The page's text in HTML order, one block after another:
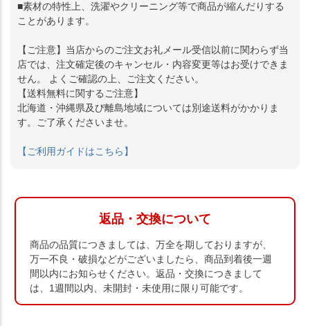
■素材の特性上、洗濯やクリーニング等で商品が縮んだりする
ことがあります。
【ご注意】当店からのご注文お礼メール受信以前に関わらず当
店では、注文確定後のキャンセル・内容変更等はお受けできま
せん。 よくご確認の上、ご注文ください。
【送料無料に関するご注意】
北海道・沖縄県及び離島地域については別途送料がかかりま
す。ご了承くださいませ。
【ご利用ガイドはこちら】
返品・交換について
商品の品質につきましては、万全を期しておりますが、
万一不良・破損などがございましたら、商品到着後一週
間以内にお知らせください。返品・交換につきまして
は、1週間以内、未開封・未使用に限り可能です。